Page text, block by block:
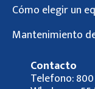
Cómo elegir un
Mantenimiento
Contacto
Telefono:800